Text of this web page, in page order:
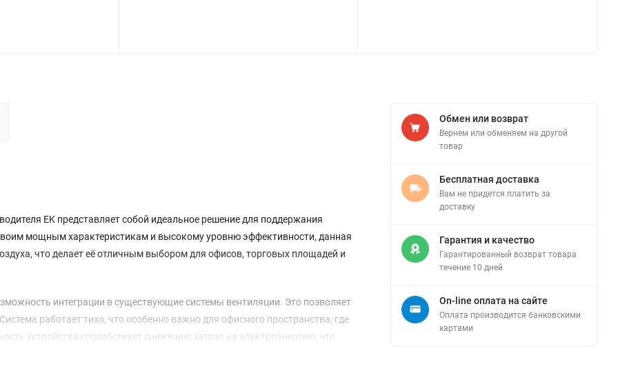
EK представляет собой идеальное решение для поддержания
мощным характеристикам и высокому уровню эффективности, данная
что делает её отличным выбором для офисов, торговых площадей и
интеграции в существующие системы вентиляции. Это позволяет
работает тихо, что особенно важно для офисного пространства, где
устройства способствует снижению затрат на электроэнергию, что
вариантом.
Обмен или возврат
Вернем или обменяем на другой
товар
Бесплатная доставка
Вам не придется платить за
доставку
Гарантия и качество
Гарантированный возврат товара
течение 10 дней
On-line оплата на сайте
Оплата производится банковскими
картами